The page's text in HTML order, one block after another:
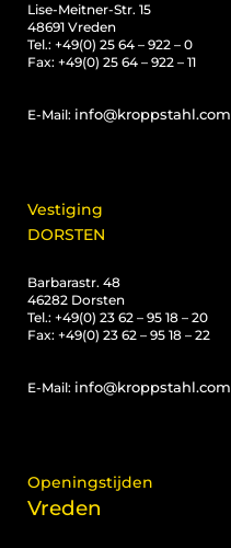
Lise-Meitner-Str. 15
48691 Vreden
Tel.: +49(0) 25 64 – 922 – 0
Fax: +49(0) 25 64 – 922 – 11
E-Mail: info@kroppstahl.com
Vestiging
DORSTEN
Barbarastr. 48
46282 Dorsten
Tel.: +49(0) 23 62 – 95 18 – 20
Fax: +49(0) 23 62 – 95 18 – 22
E-Mail: info@kroppstahl.com
Openingstijden
Vreden